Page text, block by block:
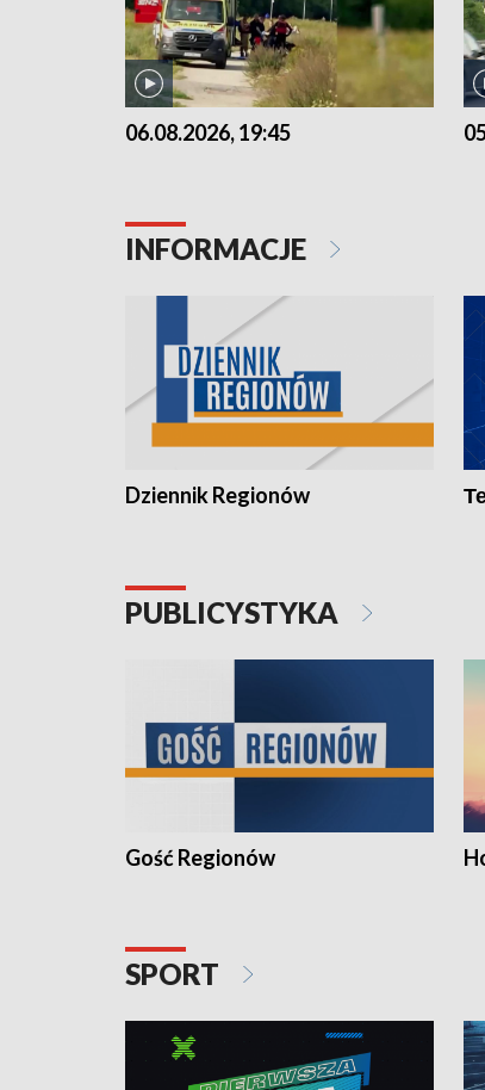
06.08.2026, 19:45
INFORMACJE
Dziennik Regionów
PUBLICYSTYKA
Gość Regionów
SPORT